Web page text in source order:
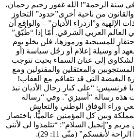
سنة الرحمة”! الله غفور رحيم رحمان،
من ناحية أخرى”حدود” التجاوز
الإلهية و”ازدراء الأديان” – والواقع أن
العالم العربي الشرقي. أمّا إذا “طُبّق”
للمسيحية ورموزها، فلن يخلو يوم
أو وسيلة إعلام أو رجُل سياسة (أو
إلى عنان السماء بحيث تتوجب
والمعتقلين والمقتولين ومع
البغيضة التي قد تتفاقم مع العقاب!
فرنسيس: “على كبار رجال الأديان نبذ
هذه رسالة “أسيزي”. وفي “رسالة
وراء الوفاق الوطني والتعايش
وبين كل المؤمنين عالميًّا. باختصار
و”إنجيل السلام”: “تتلمذوا لي لأنني
لأنفسكم” (متّى 11: 29).